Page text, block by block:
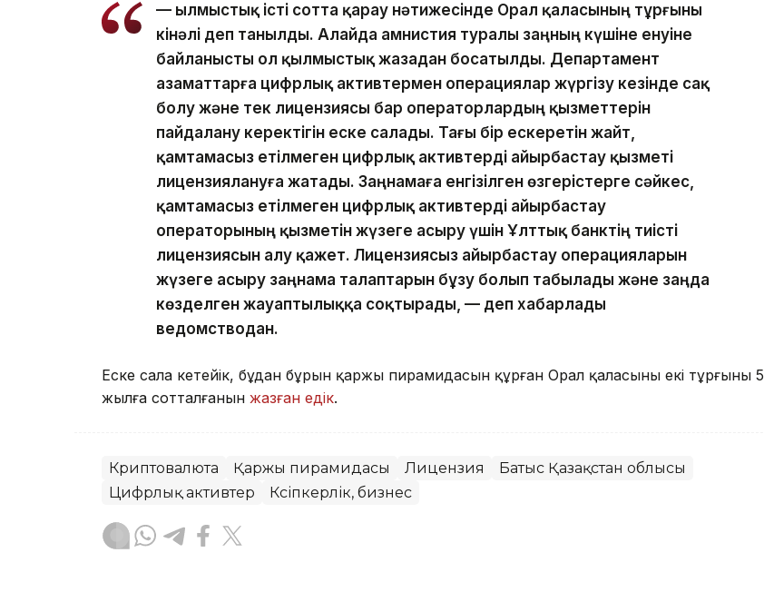
— Қылмыстық істі сотта қарау нәтижесінде Орал қаласының тұрғыны
кінәлі деп танылды. Алайда амнистия туралы заңның күшіне енуіне
байланысты ол қылмыстық жазадан босатылды. Департамент
азаматтарға цифрлық активтермен операциялар жүргізу кезінде сақ
болу және тек лицензиясы бар операторлардың қызметтерін
пайдалану керектігін еске салады. Тағы бір ескеретін жайт,
қамтамасыз етілмеген цифрлық активтерді айырбастау қызметі
лицензиялануға жатады. Заңнамаға енгізілген өзгерістерге сәйкес,
қамтамасыз етілмеген цифрлық активтерді айырбастау
операторының қызметін жүзеге асыру үшін Ұлттық банктің тиісті
лицензиясын алу қажет. Лицензиясыз айырбастау операцияларын
жүзеге асыру заңнама талаптарын бұзу болып табылады және заңда
көзделген жауаптылыққа соқтырады, — деп хабарлады
ведомстводан.
Еске сала кетейік, бұдан бұрын қаржы пирамидасын құрған Орал қаласының екі тұрғыны 5
жылға сотталғанын жазған едік.
Криптовалюта Қаржы пирамидасы Лицензия
Батыс Қазақстан облысы
Цифрлық активтер
Кәсіпкерлік, бизнес